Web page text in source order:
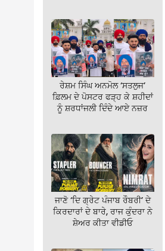
ਰੇਸ਼ਮ ਸਿੰਘ ਅਨਮੋਲ ‘ਸਤਲੁਜ’
ਫ਼ਿਲਮ ਦੇ ਪੋਸਟਰ ਫੜ੍ਹ ਕੇ ਸ਼ਹੀਦਾਂ
ਨੂੰ ਸ਼ਰਧਾਂਜਲੀ ਦਿੰਦੇ ਆਏ ਨਜ਼ਰ
ਜਾਣੋ ‘ਦਿ ਗ੍ਰੇਟ ਪੰਜਾਬ ਰੌਬਰੀ’ ਦੇ
ਕਿਰਦਾਰਾਂ ਦੇ ਬਾਰੇ, ਰਾਜ ਕੁੰਦਰਾ ਨੇ
ਸ਼ੇਅਰ ਕੀਤਾ ਵੀਡੀਓ